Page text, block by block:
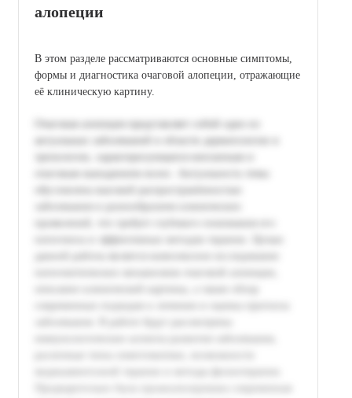
алопеции
В этом разделе рассматриваются основные симптомы,
формы и диагностика очаговой алопеции, отражающие
её клиническую картину.